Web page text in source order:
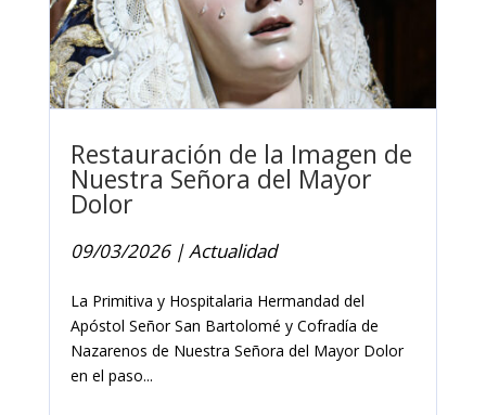
Restauración de la Imagen de
Nuestra Señora del Mayor
Dolor
09/03/2026|Actualidad
La Primitiva y Hospitalaria Hermandad del
Apóstol Señor San Bartolomé y Cofradía de
Nazarenos de Nuestra Señora del Mayor Dolor
en el paso...